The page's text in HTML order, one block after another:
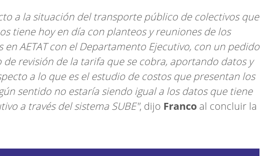
a la situación del transporte público de colectivos que
tiene hoy en día con planteos y reuniones de los
AETAT con el Departamento Ejecutivo, con un pedido
revisión de la tarifa que se cobra, aportando datos y
a lo que es el estudio de costos que presentan los
sentido no estaría siendo igual a los datos que tiene
a través del sistema SUBE", dijo Franco al concluir la